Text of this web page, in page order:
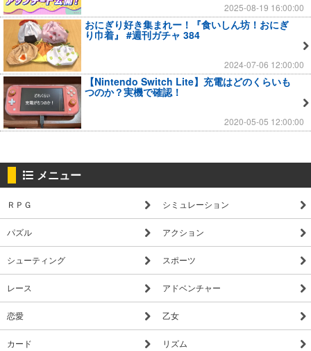
2025-08-19 16:00:00
おにぎり好き集まれー！『食いしん坊！おにぎ
り巾着』 #週刊ガチャ 384
2024-07-06 12:00:00
【Nintendo Switch Lite】充電はどのくらいも
つのか？実機で確認！
2020-05-05 12:00:00
メニュー
ＲＰＧ シミュレーション
パズル アクション
シューティング スポーツ
レース アドベンチャー
恋愛 乙女
カード リズム